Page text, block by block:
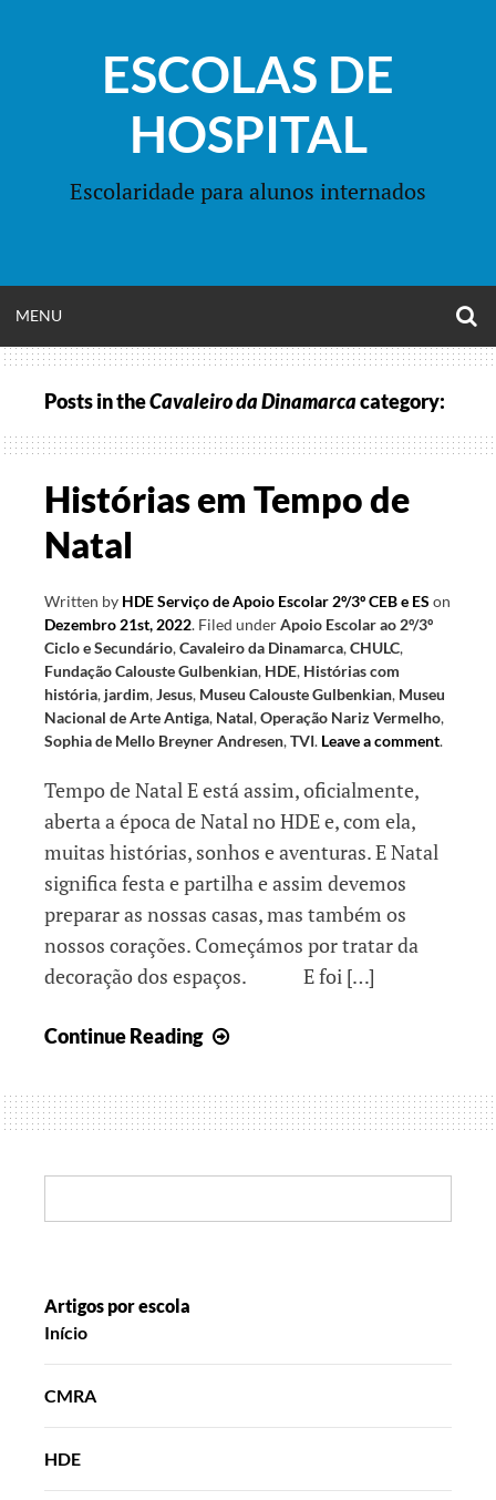
ESCOLAS DE
HOSPITAL
Escolaridade para alunos internados
MENU
MENU
Posts in theCavaleiro da Dinamarcacategory:
Histórias em Tempo de
Natal
Written by HDE Serviço de Apoio Escolar 2º/3º CEB e ES on
Dezembro 21st, 2022. Filed underApoio Escolar ao 2º/3º
Ciclo e Secundário,Cavaleiro da Dinamarca,CHULC,
Fundação Calouste Gulbenkian, HDE, Histórias com
história, jardim,Jesus, Museu Calouste Gulbenkian, Museu
Nacional de Arte Antiga, Natal,Operação Nariz Vermelho,
Sophia de Mello Breyner Andresen,TVI. Leave a comment.
Tempo de Natal E está assim, oficialmente,
aberta a época de Natal no HDE e, com ela,
muitas histórias, sonhos e aventuras. E Natal
significa festa e partilha e assim devemos
preparar as nossas casas, mas também os
nossos corações. Começámos por tratar da
decoração dos espaços. E foi […]
Continue Reading
Tempo
de
Artigos por escola
Início
CMRA
HDE